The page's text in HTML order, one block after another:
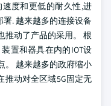
度和更低的耐久性,进
. 越来越多的连接设备
推动了产品的采用。 根
置和器具在内的IOT设
。 越来越多的政府缩小
推动对全区域5G固定无